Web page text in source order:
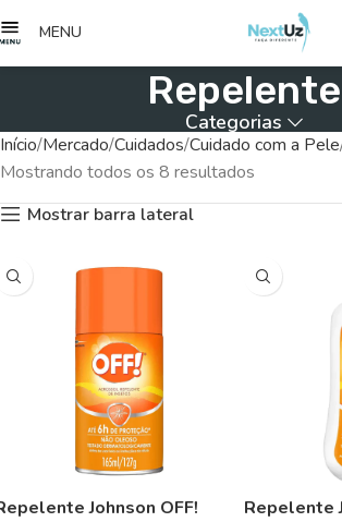
MENU
Repelente
Categorias
Início Mercado Cuidados Cuidado com a Pele
Mostrando todos os 8 resultados
Mostrar barra lateral
Johnson OFF!
Repelente